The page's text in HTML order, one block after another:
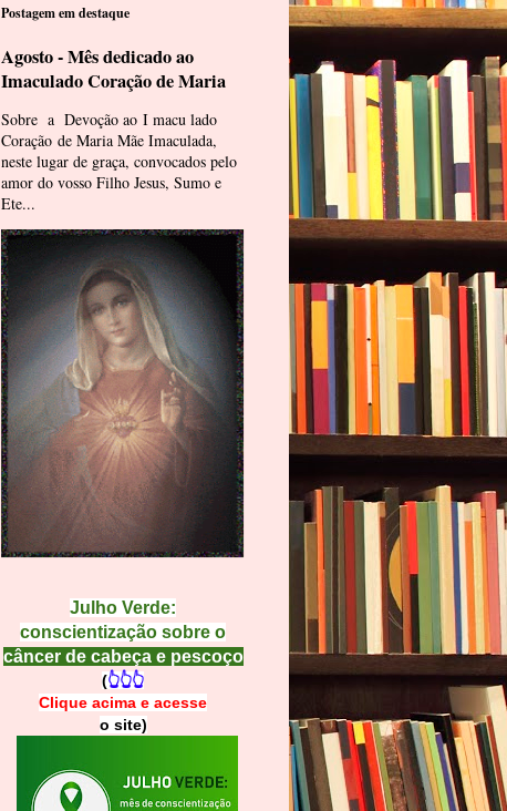
Postagem em destaque
Agosto - Mês dedicado ao
Imaculado Coração de Maria
Sobre a Devoção ao I macu lado
Coração de Maria Mãe Imaculada,
neste lugar de graça, convocados pelo
amor do vosso Filho Jesus, Sumo e
Ete...
Julho Verde:
conscientização sobre o
câncer de cabeça e pescoço
(👆👆👆
Clique acima e acesse
o site)